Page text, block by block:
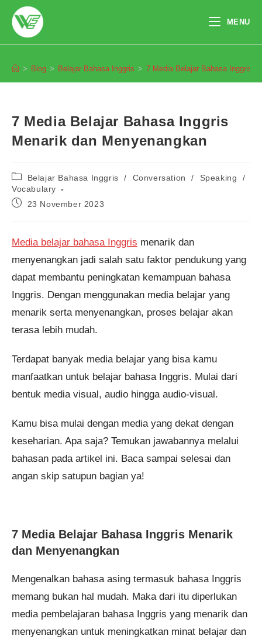
content
MENU
> Blog > Belajar Bahasa Inggris > 7 Media Belajar Bahasa Inggris
7 Media Belajar Bahasa Inggris
Menarik dan Menyenangkan
Post
category:
Belajar Bahasa Inggris / Conversation / Speaking
/
Vocabulary
Post23 November 2023
Media belajar bahasa Inggris menarik dan
menyenangkan jadi salah satu faktor pendukung yang
dapat membantu peningkatan kemampuan bahasa
Inggris. Dengan menggunakan media belajar yang
menarik serta menyenangkan, proses belajar akan
terasa lebih mudah.
Terdapat banyak media belajar yang bisa kamu
manfaatkan untuk belajar bahasa Inggris. Mulai dari
bentuk media visual, audio hingga audio-visual.
Kamu bisa mulai dengan media yang dekat dengan
keseharian. Apa saja? Temukan jawabannya melalui
bahasan pada artikel ini. Baca sampai selesai dan
angan skip satupun bagian ya!
7 Media Belajar Bahasa Inggris Menarik
dan Menyenangkan
Mengenalkan bahasa asing termasuk bahasa Inggris
memang bukan hal mudah. Maka dari itu diperlukan
media pembelajaran bahasa Inggris yang menarik dan
menyenangkan untuk meningkatkan minat belajar dan